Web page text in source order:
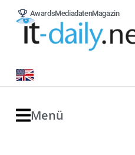
AwardsMediadatenMagazin
Menü